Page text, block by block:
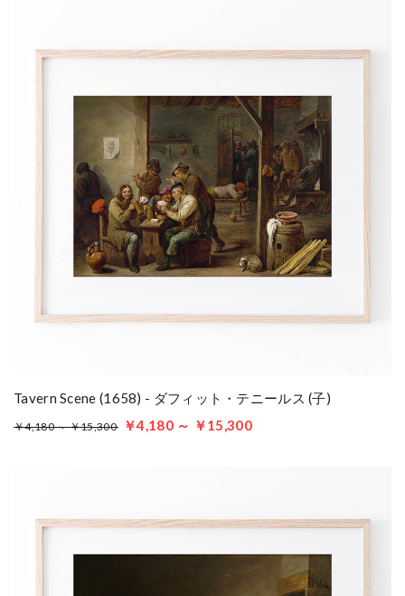
Tavern Scene (1658) - ダフィット・テニールス (子)
￥4,180 ～ ￥15,300 ￥4,180 ～ ￥15,300